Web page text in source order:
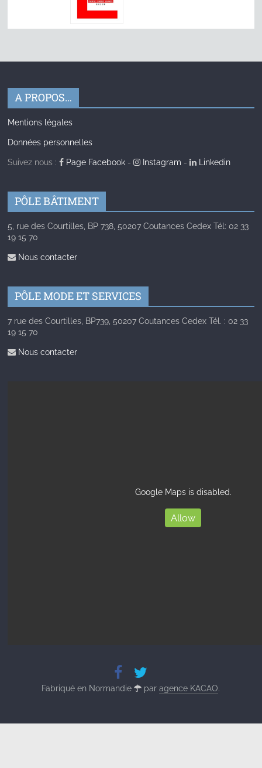
A PROPOS…
Mentions légales
Données personnelles
Suivez nous : Page Facebook - Instagram - Linkedin
PÔLE BÂTIMENT
5, rue des Courtilles, BP 738, 50207 Coutances Cedex Tél: 02 33
19 15 70
Nous contacter
PÔLE MODE ET SERVICES
7 rue des Courtilles, BP739, 50207 Coutances Cedex Tél. : 02 33
19 15 70
Nous contacter
Google Maps is disabled.
Allow
Fabriqué en Normandie paragence KACAO.